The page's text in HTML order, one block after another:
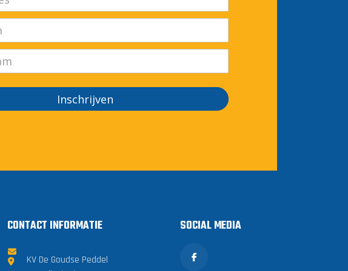
Inschrijven
CONTACT INFORMATIE
KV De Goudse Peddel
SOCIAL MEDIA